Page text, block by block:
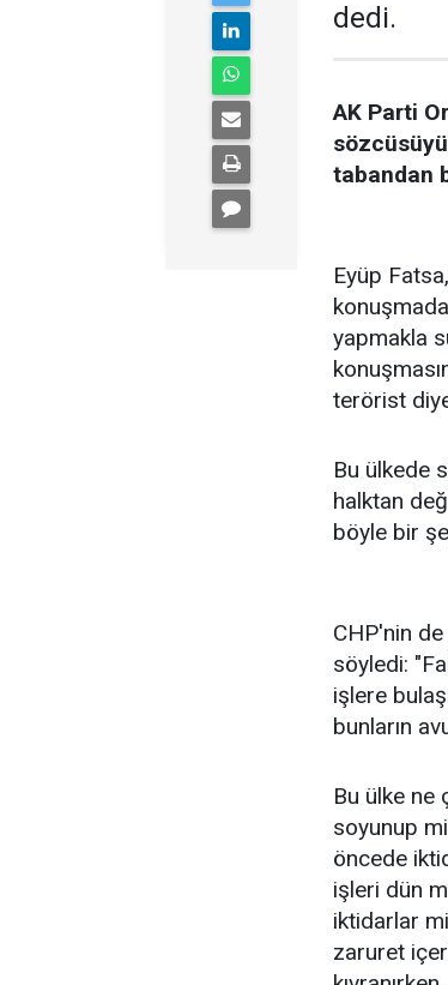
dedi.
AK Parti
tabandan
Eyüp
yapmakla
terörist
Bu ülkede
halktan
böyle bir
CHP'nin de
söyledi:
işlere
bunların
Bu ülke ne
soyunup
öncede
işleri dün
iktidarlar
zaruret